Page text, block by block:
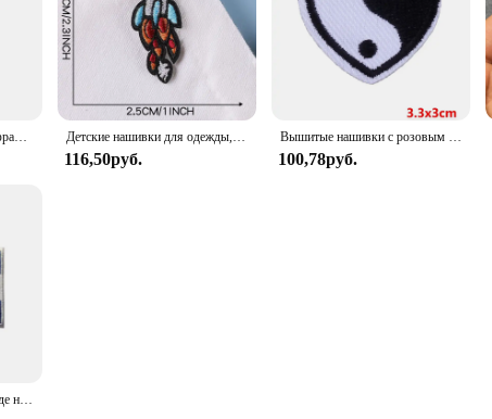
Винтажные вышивки с цифрами, патчи с утюгом, США, первая эмблема, цифровая этикетка одежды, числовые значки, сделай сам, товары для шитья, оптовая продажа Детские нашивки для одежды, для мальчиков, с вышивкой в виде космической звезды, ракеты, НЛО, ТЕРМОколготки, Стич, милые дизайнерские куртки
116,50руб.
Вышитые нашивки с розовым черепом на одежде, сделай сам, панк, аппликация с животными, железные нашивки для одежды, наклейки в стиле хиппи, рок-байкер
100,78руб.
Нашивки с вышивкой в виде национального флага США, Перу, Гондураса, Гватемалы, Сальвадора, тканевые нашивки с значком